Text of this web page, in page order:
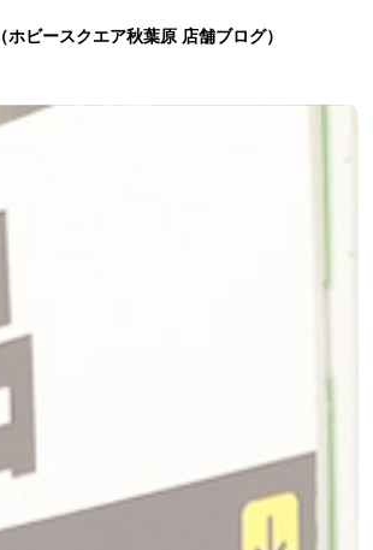
（ホビースクエア秋葉原 店舗ブログ）